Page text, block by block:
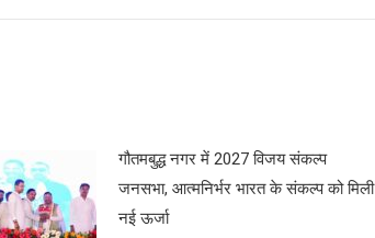
गौतमबुद्ध नगर में 2027 विजय संकल्प
जनसभा, आत्मनिर्भर भारत के संकल्प को मिली
नई ऊर्जा